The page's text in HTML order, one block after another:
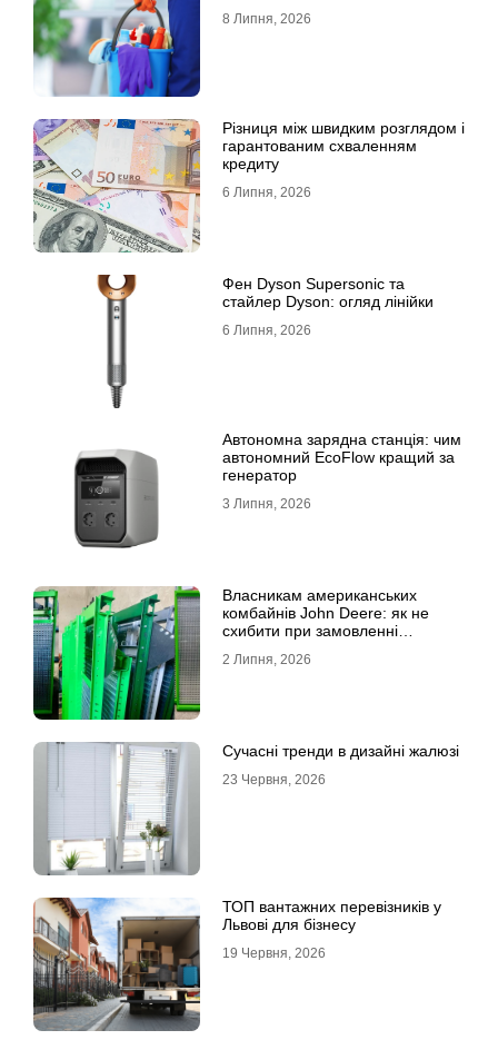
8 Липня, 2026
Різниця між швидким розглядом і
гарантованим схваленням
кредиту
6 Липня, 2026
Фен Dyson Supersonic та
стайлер Dyson: огляд лінійки
6 Липня, 2026
Автономна зарядна станція: чим
автономний EcoFlow кращий за
генератор
3 Липня, 2026
Власникам американських
комбайнів John Deere: як не
схибити при замовленні
2 Липня, 2026
Сучасні тренди в дизайні жалюзі
23 Червня, 2026
ТОП вантажних перевізників у
Львові для бізнесу
19 Червня, 2026